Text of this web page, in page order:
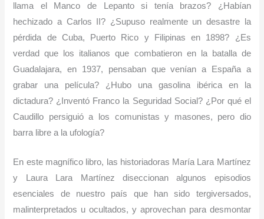
llama el Manco de Lepanto si tenía brazos? ¿Habían
hechizado a Carlos II? ¿Supuso realmente un desastre la
pérdida de Cuba, Puerto Rico y Filipinas en 1898? ¿Es
verdad que los italianos que combatieron en la batalla de
Guadalajara, en 1937, pensaban que venían a España a
grabar una película? ¿Hubo una gasolina ibérica en la
dictadura? ¿Inventó Franco la Seguridad Social? ¿Por qué el
Caudillo persiguió a los comunistas y masones, pero dio
barra libre a la ufología?
En este magnífico libro, las historiadoras María Lara Martínez
y Laura Lara Martínez diseccionan algunos episodios
esenciales de nuestro país que han sido tergiversados,
malinterpretados u ocultados, y aprovechan para desmontar